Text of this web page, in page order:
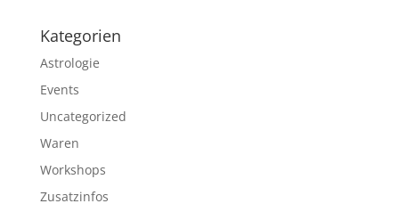
Kategorien
Astrologie
Events
Uncategorized
Waren
Workshops
Zusatzinfos